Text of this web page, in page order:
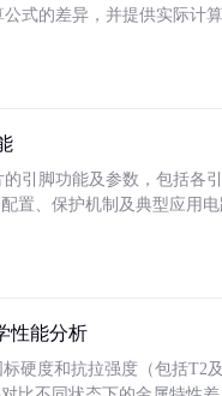
公式的差异，并提供实际计
的引脚功能及参数，包括各
置、保护机制及典型应用
性能分析
硬度和抗拉强度（包括T2